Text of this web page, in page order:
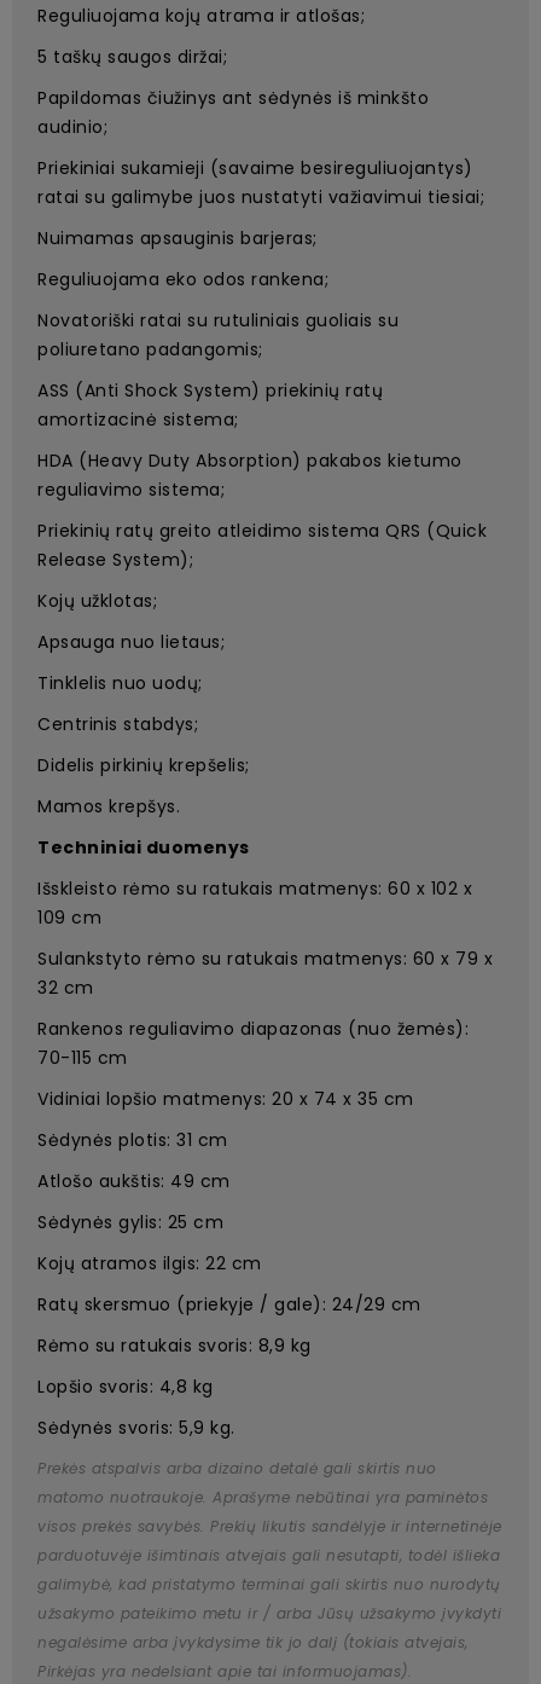
Reguliuojama kojų atrama ir atlošas;
5 taškų saugos diržai;
Papildomas čiužinys ant sėdynės iš minkšto
audinio;
Priekiniai sukamieji (savaime besireguliuojantys)
ratai su galimybe juos nustatyti važiavimui tiesiai;
Nuimamas apsauginis barjeras;
Reguliuojama eko odos rankena;
Novatoriški ratai su rutuliniais guoliais su
poliuretano padangomis;
ASS (Anti Shock System) priekinių ratų
amortizacinė sistema;
HDA (Heavy Duty Absorption) pakabos kietumo
reguliavimo sistema;
Priekinių ratų greito atleidimo sistema QRS (Quick
Release System);
Kojų užklotas;
Apsauga nuo lietaus;
Tinklelis nuo uodų;
Centrinis stabdys;
Didelis pirkinių krepšelis;
Mamos krepšys.
Techniniai duomenys
Išskleisto rėmo su ratukais matmenys: 60 x 102 x
109 cm
Sulankstyto rėmo su ratukais matmenys: 60 x 79 x
32 cm
Rankenos reguliavimo diapazonas (nuo žemės):
70-115 cm
Vidiniai lopšio matmenys: 20 x 74 x 35 cm
Sėdynės plotis: 31 cm
Atlošo aukštis: 49 cm
Sėdynės gylis: 25 cm
Kojų atramos ilgis: 22 cm
Ratų skersmuo (priekyje / gale): 24/29 cm
Rėmo su ratukais svoris: 8,9 kg
Lopšio svoris: 4,8 kg
Sėdynės svoris: 5,9 kg.
Prekės atspalvis arba dizaino detalė gali skirtis nuo
matomo nuotraukoje. Aprašyme nebūtinai yra paminėtos
visos prekės savybės. Prekių likutis sandėlyje ir internetinėje
parduotuvėje išimtinais atvejais gali nesutapti, todėl išlieka
galimybė, kad pristatymo terminai gali skirtis nuo nurodytų
užsakymo pateikimo metu ir / arba Jūsų užsakymo įvykdyti
negalėsime arba įvykdysime tik jo dalį (tokiais atvejais,
Pirkėjas yra nedelsiant apie tai informuojamas).